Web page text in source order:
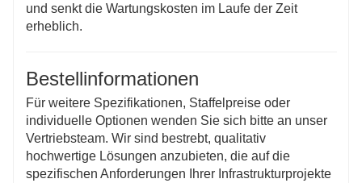
und senkt die Wartungskosten im Laufe der Zeit
erheblich.
Bestellinformationen
Für weitere Spezifikationen, Staffelpreise oder
individuelle Optionen wenden Sie sich bitte an unser
Vertriebsteam. Wir sind bestrebt, qualitativ
hochwertige Lösungen anzubieten, die auf die
spezifischen Anforderungen Ihrer Infrastrukturprojekte